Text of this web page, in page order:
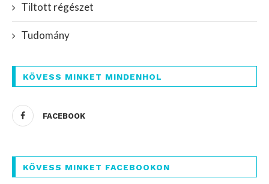
Tiltott régészet
Tudomány
KÖVESS MINKET MINDENHOL
FACEBOOK
KÖVESS MINKET FACEBOOKON